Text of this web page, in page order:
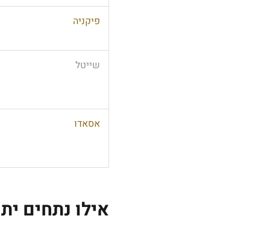
פיקניה
שייטל
אסאדו
אילו נתחים